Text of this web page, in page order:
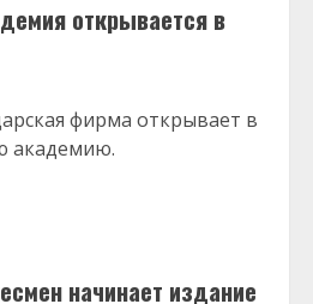
открывается в
фирма открывает в
академию.
начинает издание